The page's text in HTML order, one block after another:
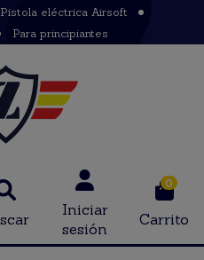
Pistola eléctrica Airsoft
Para principiantes
Iniciar
sesión
0
Carrito